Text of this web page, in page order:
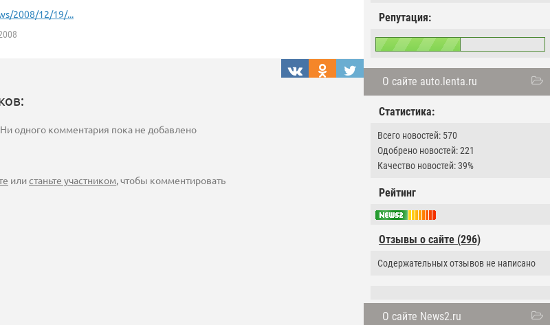
Репутация:
О сайте auto.lenta.ru
Статистика:
Всего новостей: 570
Одобрено новостей: 221
Качество новостей: 39%
Рейтинг
Отзывы о сайте (296)
Содержательных отзывов не написано
О сайте News2.ru
2008/12/19/...
Ни одного комментария пока не добавлено
илистаньте участником, чтобы комментировать